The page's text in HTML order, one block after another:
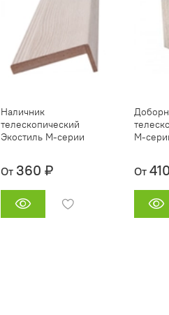
Наличник
телескопический
Экостиль М-серии
От 360 ₽
М-
От